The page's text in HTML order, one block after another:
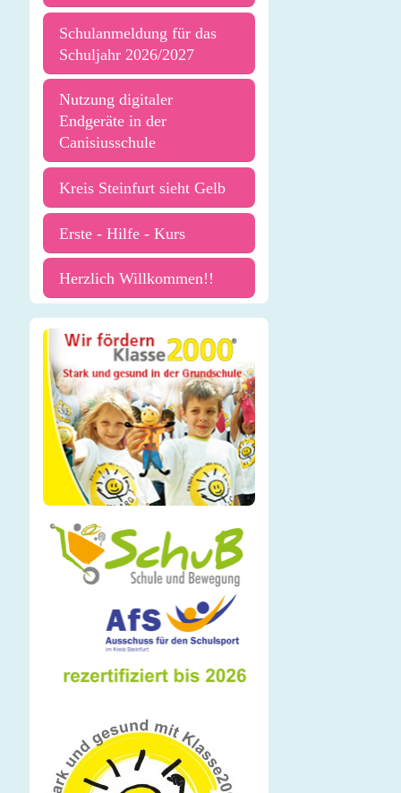
Schulanmeldung für das
Schuljahr 2026/2027
Nutzung digitaler
Endgeräte in der
Canisiusschule
Kreis Steinfurt sieht Gelb
Erste - Hilfe - Kurs
Herzlich Willkommen!!